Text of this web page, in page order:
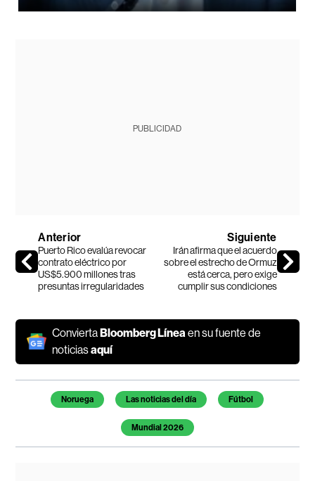
PUBLICIDAD
Anterior
Puerto Rico evalúa revocar
contrato eléctrico por
US$5.900 millones tras
presuntas irregularidades
Siguiente
Irán afirma que el acuerdo
sobre el estrecho de Ormuz
está cerca, pero exige
cumplir sus condiciones
ConviertaBloomberg Línea en su fuente de
noticiasaquí
Temas de este artículo
Noruega Las noticias del día Fútbol
Mundial 2026